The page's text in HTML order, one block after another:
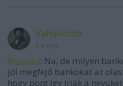
Vahakomb
@abaka: Na, de milyen
jól megfejő bankokat az
hogy pont így írják a